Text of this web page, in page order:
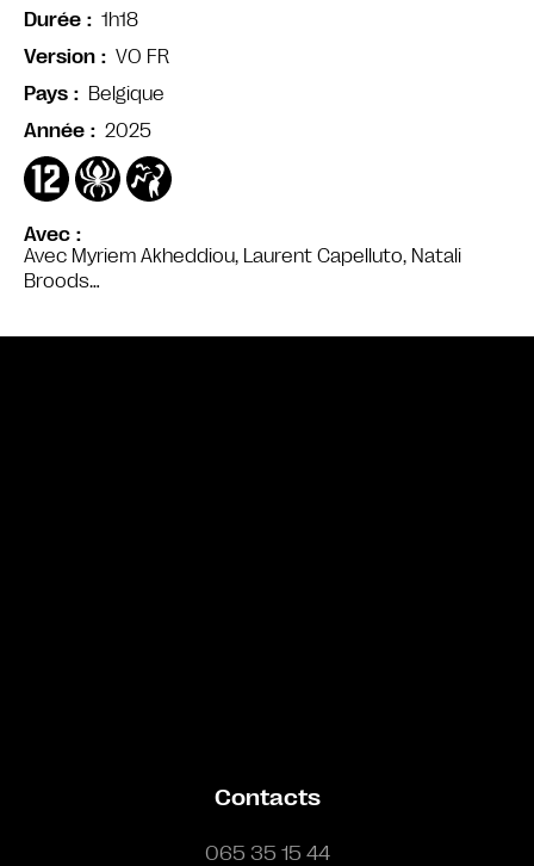
Avec
Avec Myriem Akheddiou, Laurent Capelluto, Natali
Broods…
Durée
1h18
Version
VO FR
Pays
Belgique
Année
2025
Contacts
065 35 15 44